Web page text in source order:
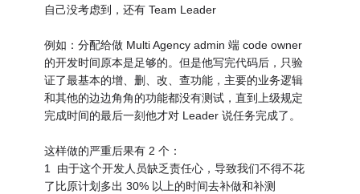
自己没考虑到，还有 Team Leader
例如：分配给做 Multi Agency admin 端 code owner
的开发时间原本是足够的。但是他写完代码后，只验
证了最基本的增、删、改、查功能，主要的业务逻辑
和其他的边边角角的功能都没有测试，直到上级规定
完成时间的最后一刻他才对 Leader 说任务完成了。
这样做的严重后果有 2 个：
1 由于这个开发人员缺乏责任心，导致我们不得不花
了比原计划多出 30% 以上的时间去补做和补测